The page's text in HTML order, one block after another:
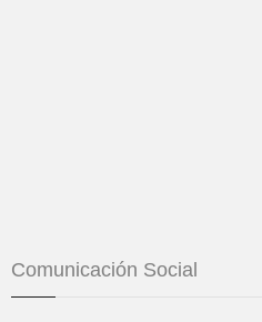
Comunicación Social